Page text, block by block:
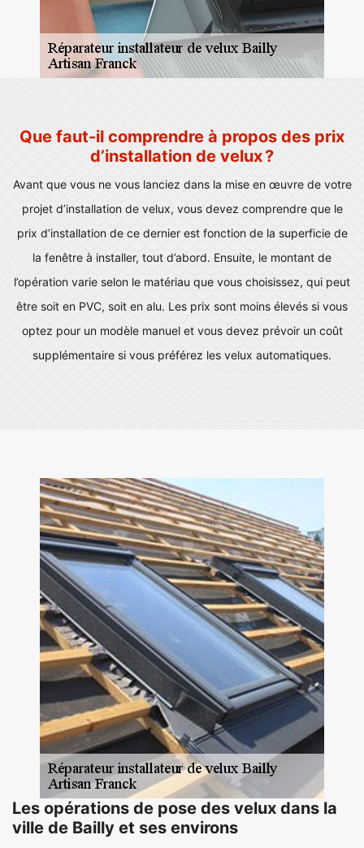
Que faut-il comprendre à propos des prix
d’installation de velux ?
Avant que vous ne vous lanciez dans la mise en œuvre de votre
projet d’installation de velux, vous devez comprendre que le
prix d’installation de ce dernier est fonction de la superficie de
la fenêtre à installer, tout d’abord. Ensuite, le montant de
l’opération varie selon le matériau que vous choisissez, qui peut
être soit en PVC, soit en alu. Les prix sont moins élevés si vous
optez pour un modèle manuel et vous devez prévoir un coût
supplémentaire si vous préférez les velux automatiques.
Les opérations de pose des velux dans la
ville de Bailly et ses environs